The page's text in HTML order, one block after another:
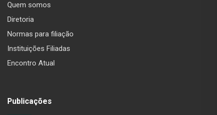
Quem somos
Diretoria
Normas para filiação
Instituições Filiadas
Encontro Atual
Publicações